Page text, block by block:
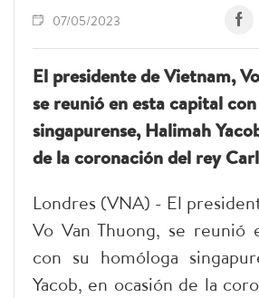
07/05/2023
El presidente de Vietnam,
se reunió en esta capital
singapurense, Halimah
de la coronación del rey
Londres (VNA) - El
Vo Van Thuong, se reunió
con su homóloga
Yacob, en ocasión de la